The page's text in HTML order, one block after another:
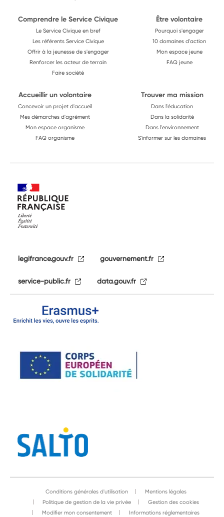
Comprendre le Service Civique
Le Service Civique en bref
Les référents Service Civique
Offrir à la jeunesse de s'engager
Renforcer les acteur de terrain
Faire société
Être volontaire
Pourquoi s'engager
10 domaines d'action
Mon espace jeune
FAQ jeune
Accueillir un volontaire
Concevoir un projet d'accueil
Mes démarches d'agrément
Mon espace organisme
FAQ organisme
Trouver ma mission
Dans l'éducation
Dans la solidarité
Dans l'environnement
S'informer sur les domaines
legifrance.gouv.fr gouvernement.fr
service-public.fr data.gouv.fr
Conditions générales d'utilisation
Mentions légales
Politique de gestion de la vie privée
Gestion des cookies
Modifier mon consentement
Informations réglementaires